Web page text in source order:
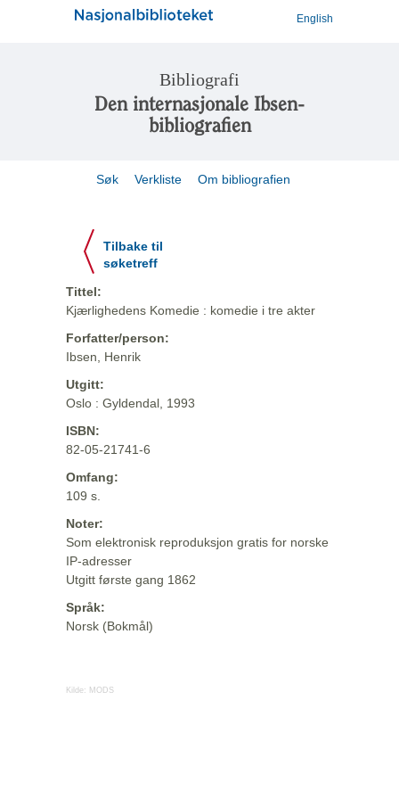
English
Bibliografi
Den internasjonale Ibsen-
bibliografien
Søk Verkliste Om bibliografien
Tilbake til
søketreff
Tittel:
Kjærlighedens Komedie : komedie i tre akter
Forfatter/person:
Ibsen, Henrik
Utgitt:
Oslo : Gyldendal, 1993
ISBN:
82-05-21741-6
Omfang:
109 s.
Noter:
Som elektronisk reproduksjon gratis for norske
IP-adresser
Utgitt første gang 1862
Språk:
Norsk (Bokmål)
Kilde: MODS